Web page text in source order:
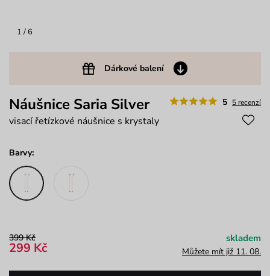
1 / 6
Dárkové balení
5 5 recenzí
Náušnice Saria Silver
visací řetízkové náušnice s krystaly
Barvy:
399 Kč
299 Kč
skladem
Můžete mít již 11. 08.